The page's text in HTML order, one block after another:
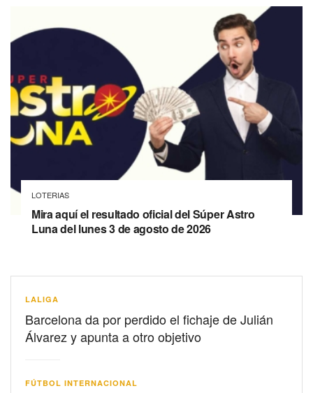
LOTERIAS
Mira aquí el resultado oficial del Súper Astro
Luna del lunes 3 de agosto de 2026
LALIGA
Barcelona da por perdido el fichaje de Julián
Álvarez y apunta a otro objetivo
FÚTBOL INTERNACIONAL